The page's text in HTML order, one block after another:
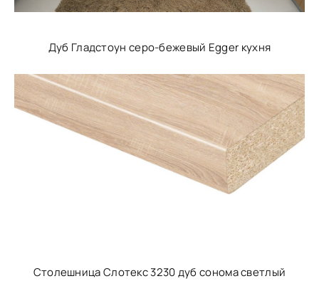
Дуб Гладстоун серо-бежевый Egger кухня
Столешница Слотекс 3230 дуб сонома светлый